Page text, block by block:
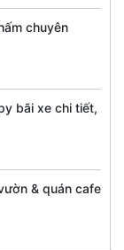
chuyên
bãi xe chi tiết,
& quán cafe